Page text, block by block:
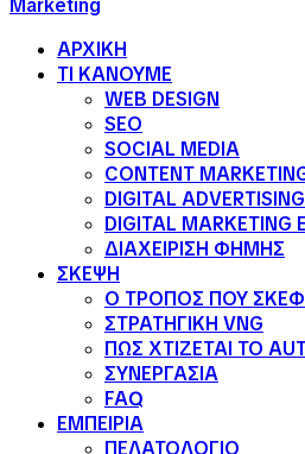
ΑΡΧΙΚΗ
ΤΙ ΚΑΝΟΥΜΕ
WEB DESIGN
SEO
SOCIAL MEDIA
CONTENT
DIGITAL ADVERTISING
DIGITAL MARKETING
ΔΙΑΧΕΙΡΙΣΗ ΦΗΜΗΣ
ΣΚΕΨΗ
Ο ΤΡΟΠΟΣ ΠΟΥ
ΣΤΡΑΤΗΓΙΚΗ VNG
ΠΩΣ ΧΤΙΖΕΤΑΙ ΤΟ
ΣΥΝΕΡΓΑΣΙΑ
FAQ
ΕΜΠΕΙΡΙΑ
ΠΕΛΑΤΟΛΟΓΙΟ